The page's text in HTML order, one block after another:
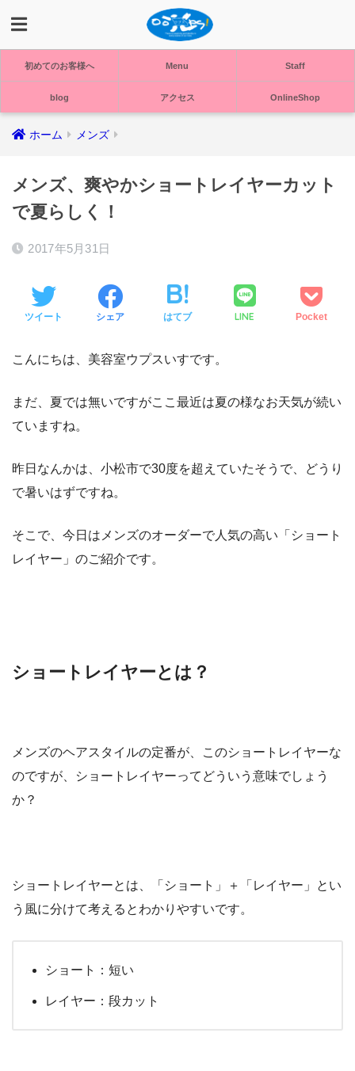
初めてのお客様へ Menu Staff
blog アクセス OnlineShop
ホーム メンズ
メンズ、爽やかショートレイヤーカット
で夏らしく！
2017年5月31日
ツイート シェア はてブ LINE Pocket
こんにちは、美容室ウプスいすです。
まだ、夏では無いですがここ最近は夏の様なお天気が続い
ていますね。
昨日なんかは、小松市で30度を超えていたそうで、どうり
で暑いはずですね。
そこで、今日はメンズのオーダーで人気の高い「ショート
レイヤー」のご紹介です。
ショートレイヤーとは？
メンズのヘアスタイルの定番が、このショートレイヤーな
のですが、ショートレイヤーってどういう意味でしょう
か？
ショートレイヤーとは、「ショート」＋「レイヤー」とい
う風に分けて考えるとわかりやすいです。
ショート：短い
レイヤー：段カット